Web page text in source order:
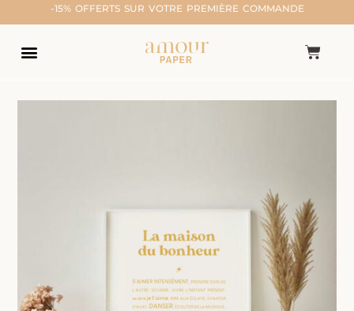
-15% OFFERTS SUR VOTRE PREMIÈRE COMMANDE